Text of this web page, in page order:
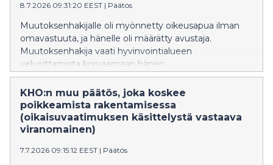
8.7.2026 09:31:20 EEST | Päätös
Muutoksenhakijalle oli myönnetty oikeusapua ilman
omavastuuta, ja hänelle oli määrätty avustaja.
Muutoksenhakija vaati hyvinvointialueen
velvoittamista korvaamaan hänen
oikeudenkäyntikulunsa korkeimmassa hallinto-
oikeudessa siltä osin kuin niitä ei korvata
oikeusapupäätöksen perusteella valtion varoista.
KHO:n muu päätös, joka koskee
poikkeamista rakentamisessa
(oikaisuvaatimuksen käsittelystä vastaava
viranomainen)
7.7.2026 09:15:12 EEST | Päätös